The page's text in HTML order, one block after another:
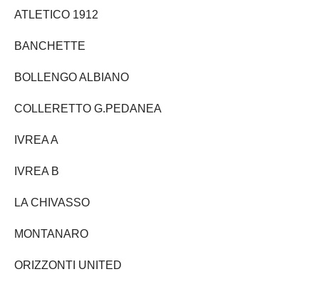
ATLETICO 1912
BANCHETTE
BOLLENGO ALBIANO
COLLERETTO G.PEDANEA
IVREA A
IVREA B
LA CHIVASSO
MONTANARO
ORIZZONTI UNITED